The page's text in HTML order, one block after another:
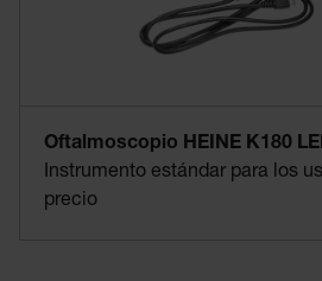
Oftalmoscopio HEINE K180
Instrumento estándar para los
precio